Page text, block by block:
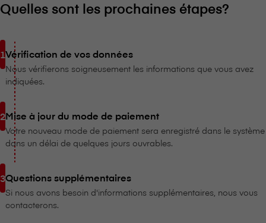
Quelles sont les prochaines étapes?
Vérification de vos données
Nous vérifierons soigneusement les informations que vous avez
indiquées.
Mise à jour du mode de paiement
Votre nouveau mode de paiement sera enregistré dans le système
dans un délai de quelques jours ouvrables.
Questions supplémentaires
Si nous avons besoin d'informations supplémentaires, nous vous
contacterons.